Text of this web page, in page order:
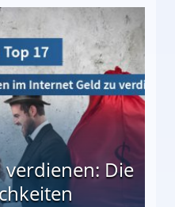
Die